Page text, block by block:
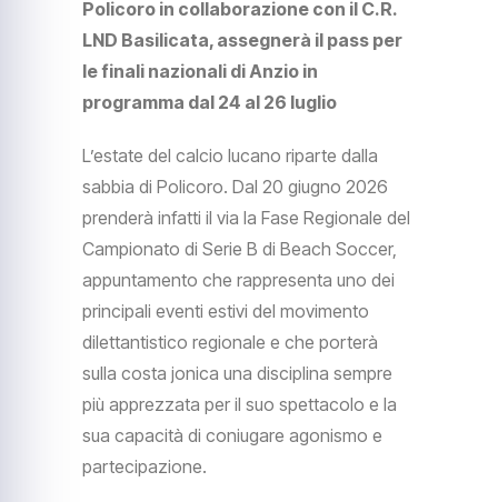
Policoro in collaborazione con il C.R.
LND Basilicata, assegnerà il pass per
le finali nazionali di Anzio in
programma dal 24 al 26 luglio
L’estate del calcio lucano riparte dalla
sabbia di Policoro. Dal 20 giugno 2026
prenderà infatti il via la Fase Regionale del
Campionato di Serie B di Beach Soccer,
appuntamento che rappresenta uno dei
principali eventi estivi del movimento
dilettantistico regionale e che porterà
sulla costa jonica una disciplina sempre
più apprezzata per il suo spettacolo e la
sua capacità di coniugare agonismo e
partecipazione.